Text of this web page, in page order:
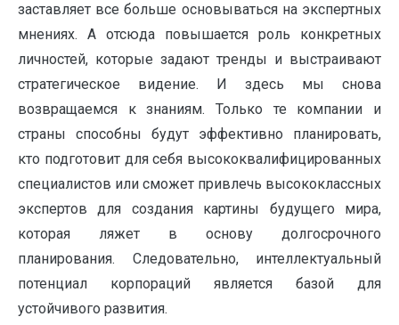
заставляет все больше основываться на экспертных
мнениях. А отсюда повышается роль конкретных
личностей, которые задают тренды и выстраивают
стратегическое видение. И здесь мы снова
возвращаемся к знаниям. Только те компании и
страны способны будут эффективно планировать,
кто подготовит для себя высококвалифицированных
специалистов или сможет привлечь высококлассных
экспертов для создания картины будущего мира,
которая ляжет в основу долгосрочного
планирования. Следовательно, интеллектуальный
потенциал корпораций является базой для
устойчивого развития.